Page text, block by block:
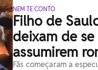
NEM TE CONTO
Filho de
deixam de
assumirem
Fãs começaram a